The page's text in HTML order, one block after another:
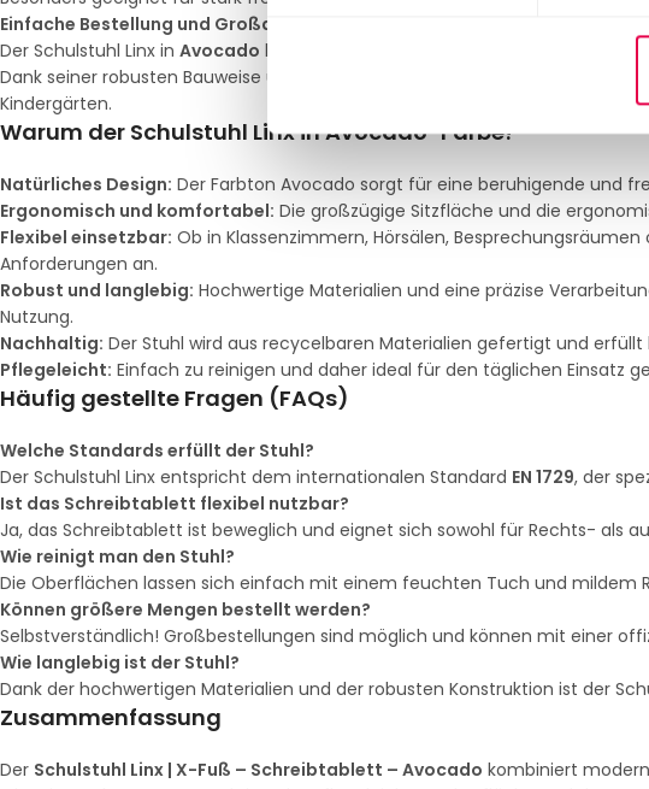
Einfache Bestellung und Großaufträge
Der Schulstuhl Linx in Avocado kann problemlos
Dank seiner robusten Bauweise und Vielseitigkeit eignet sich der Stuhl ideal für
Kindergärten.
Warum der Schulstuhl Linx in Avocado-Farbe?
Natürliches Design: Der Farbton Avocado sorgt für eine beruhigende und
Ergonomisch und komfortabel: Die großzügige Sitzfläche und die
Flexibel einsetzbar: Ob in Klassenzimmern, Hörsälen,
Anforderungen an.
Robust und langlebig: Hochwertige Materialien und eine präzise
Nutzung.
Nachhaltig: Der Stuhl wird aus recycelbaren Materialien gefertigt und
Pflegeleicht: Einfach zu reinigen und daher ideal für den täglichen Einsatz
Häufig gestellte Fragen (FAQs)
Welche Standards erfüllt der Stuhl?
Der Schulstuhl Linx entspricht dem internationalen Standard EN 1729, der
Ist das Schreibtablett flexibel nutzbar?
Ja, das Schreibtablett ist beweglich und eignet sich sowohl für Rechts- als
Wie reinigt man den Stuhl?
Die Oberflächen lassen sich einfach mit einem feuchten Tuch und mildem
Können größere Mengen bestellt werden?
Selbstverständlich! Großbestellungen sind möglich und können mit einer
Wie langlebig ist der Stuhl?
Dank der hochwertigen Materialien und der robusten Konstruktion ist der
Zusammenfassung
Der Schulstuhl Linx | X-Fuß – Schreibtablett – Avocado kombiniert